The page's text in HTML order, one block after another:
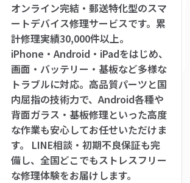
オンライン完結・郵送特化型のスマ
ートデバイス修理サービスです。累
計修理実績30,000件以上。
iPhone・Android・iPadをはじめ、
画面・バッテリー・基板など多様な
トラブルに対応。高品質パーツと国
内屈指の技術力で、Android各種や
背面ガラス・基板修理といった高度
な作業も安心してお任せいただけま
す。 LINE相談・初期不良保証も完
備し、全国どこでもストレスフリー
な修理体験をお届けします。